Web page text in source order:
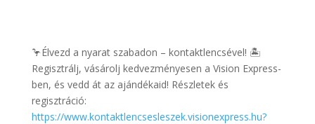
🦩Élvezd a nyarat szabadon – kontaktlencsével! 🏝️
Regisztrálj, vásárolj kedvezményesen a Vision Express-
ben, és vedd át az ajándékaid! Részletek és
regisztráció:
https://www.kontaktlencsesleszek.visionexpress.hu?